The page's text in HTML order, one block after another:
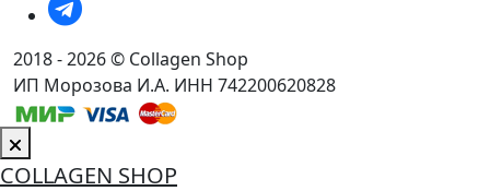
2018 - 2026 © Collagen Shop
ИП Морозова И.А. ИНН 742200620828
COLLAGEN SHOP